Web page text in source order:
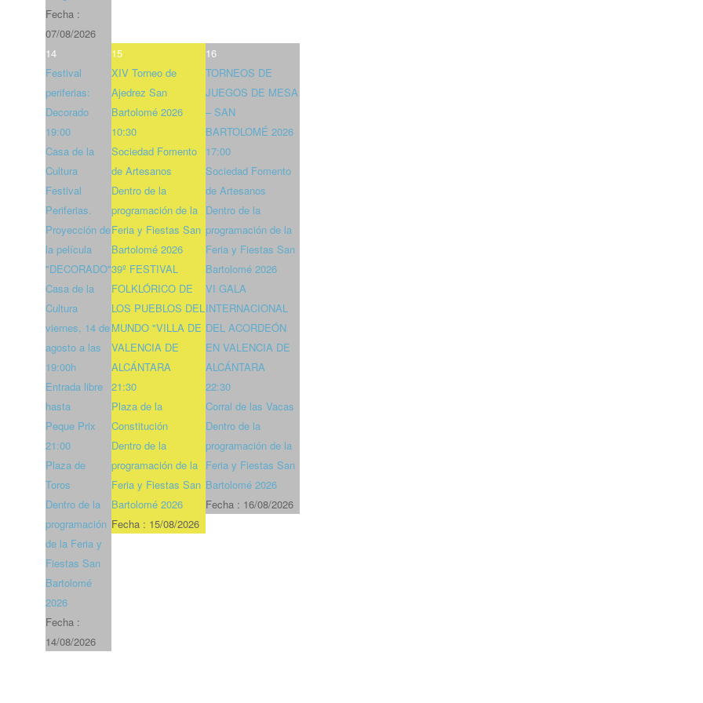
Fecha :
07/08/2026
14
Festival
periferias:
Decorado
19:00
Casa de la
Cultura
Festival
Periferias.
Proyección de
la película
"DECORADO"
Casa de la
Cultura
viernes, 14 de
agosto a las
19:00h
Entrada libre
hasta
Peque Prix
21:00
Plaza de
Toros
Dentro de la
programación
de la Feria y
Fiestas San
Bartolomé
2026
Fecha :
14/08/2026
15
XIV Torneo de
Ajedrez San
Bartolomé 2026
10:30
Sociedad Fomento
de Artesanos
Dentro de la
programación de la
Feria y Fiestas San
Bartolomé 2026
39º FESTIVAL
FOLKLÓRICO DE
LOS PUEBLOS DEL
MUNDO "VILLA DE
VALENCIA DE
ALCÁNTARA
21:30
Plaza de la
Constitución
Dentro de la
programación de la
Feria y Fiestas San
Bartolomé 2026
Fecha : 15/08/2026
16
TORNEOS DE
JUEGOS DE MESA
– SAN
BARTOLOMÉ 2026
17:00
Sociedad Fomento
de Artesanos
Dentro de la
programación de la
Feria y Fiestas San
Bartolomé 2026
VI GALA
INTERNACIONAL
DEL ACORDEÓN
EN VALENCIA DE
ALCÁNTARA
22:30
Corral de las Vacas
Dentro de la
programación de la
Feria y Fiestas San
Bartolomé 2026
Fecha : 16/08/2026